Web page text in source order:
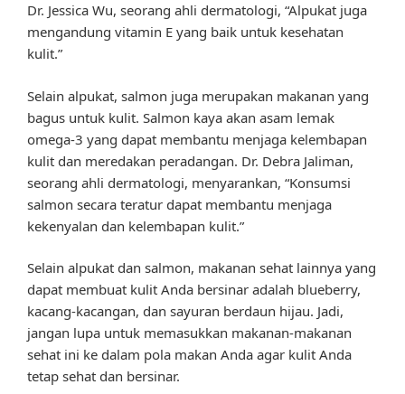
Dr. Jessica Wu, seorang ahli dermatologi, “Alpukat juga
mengandung vitamin E yang baik untuk kesehatan
kulit.”
Selain alpukat, salmon juga merupakan makanan yang
bagus untuk kulit. Salmon kaya akan asam lemak
omega-3 yang dapat membantu menjaga kelembapan
kulit dan meredakan peradangan. Dr. Debra Jaliman,
seorang ahli dermatologi, menyarankan, “Konsumsi
salmon secara teratur dapat membantu menjaga
kekenyalan dan kelembapan kulit.”
Selain alpukat dan salmon, makanan sehat lainnya yang
dapat membuat kulit Anda bersinar adalah blueberry,
kacang-kacangan, dan sayuran berdaun hijau. Jadi,
jangan lupa untuk memasukkan makanan-makanan
sehat ini ke dalam pola makan Anda agar kulit Anda
tetap sehat dan bersinar.